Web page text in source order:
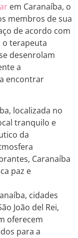
em Caranaíba, o
membros de sua
de acordo com
o terapeuta
desenrolam
a
encontrar
localizada no
tranquilo e
da
Caranaíba
paz e
cidades
João del Rei,
oferecem
para a